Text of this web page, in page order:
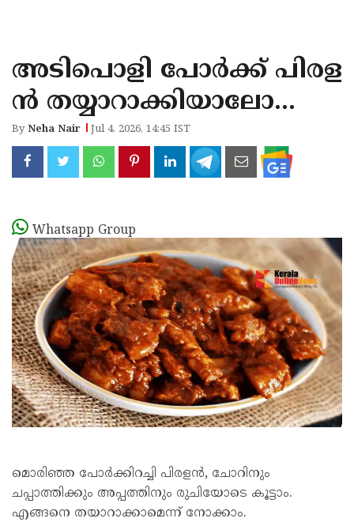
KANNUR
KASARAGOD
അടിപൊളി പോര്‍ക്ക് പിരള
ന്‍ തയ്യാറാക്കിയാലോ...
ByNeha Nair Jul 4, 2026, 14:45 IST
Whatsapp Group
മൊരിഞ്ഞ പോര്‍ക്കിറച്ചി പിരളന്‍, ചോറിനും
ചപ്പാത്തിക്കും അപ്പത്തിനും രുചിയോടെ കൂട്ടാം.
എങ്ങനെ തയാറാക്കാമെന്ന് നോക്കാം.